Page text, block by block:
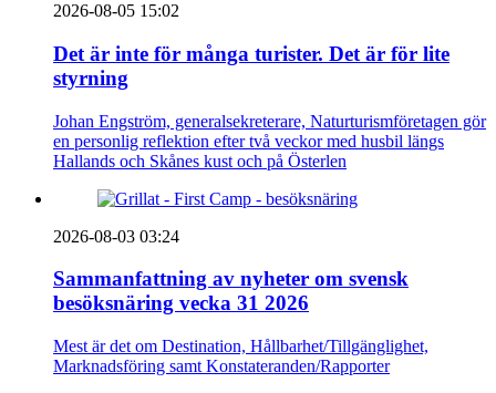
2026-08-05 15:02
Det är inte för många turister. Det är för lite
styrning
Johan Engström, generalsekreterare, Naturturismföretagen gör
en personlig reflektion efter två veckor med husbil längs
Hallands och Skånes kust och på Österlen
2026-08-03 03:24
Sammanfattning av nyheter om svensk
besöksnäring vecka 31 2026
Mest är det om Destination, Hållbarhet/Tillgänglighet,
Marknadsföring samt Konstateranden/Rapporter